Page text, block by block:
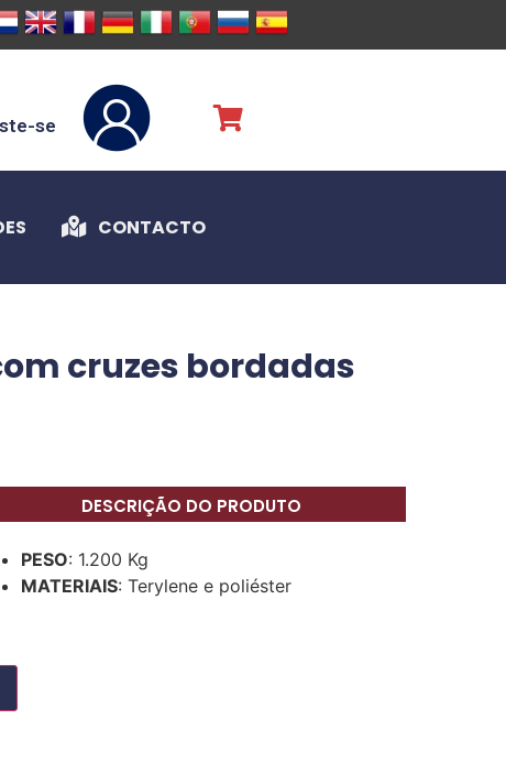
se
CONTACTO
cruzes bordadas
DESCRIÇÃO DO PRODUTO
PESO: 1.200 Kg
MATERIAIS: Terylene e poliéster